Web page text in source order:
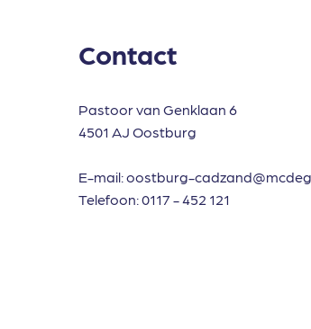
Contact
Pastoor van Genklaan 6
4501 AJ Oostburg
E-mail:oostburg-
Telefoon:0117 - 452 121